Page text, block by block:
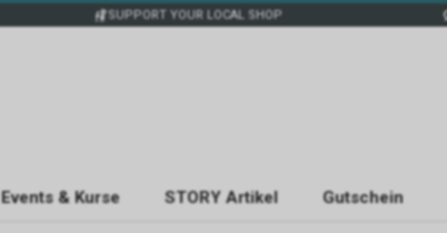
SUPPORT YOUR LOCAL SHOP
Events & Kurse STORY Artikel Gutschein